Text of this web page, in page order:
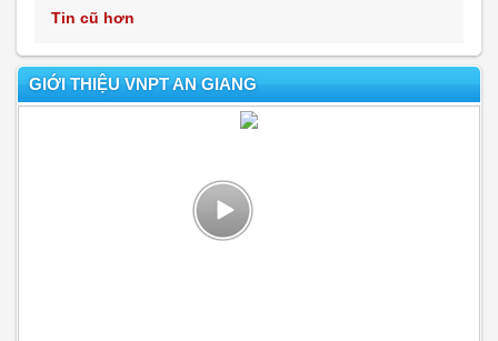
Tin cũ hơn
GIỚI THIỆU VNPT AN GIANG